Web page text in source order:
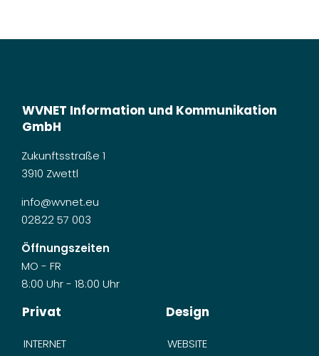
WVNET Information und Kommunikation
GmbH
Zukunftsstraße 1
3910 Zwettl
info@wvnet.eu
02822 57 003
Öffnungszeiten
MO - FR
8:00 Uhr - 18:00 Uhr
Privat
INTERNET
Design
WEBSITE